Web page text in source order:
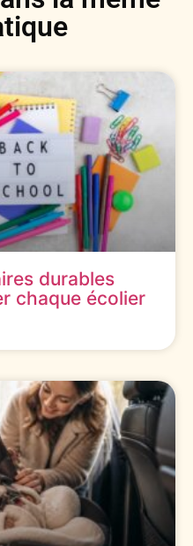
durables
chaque écolier